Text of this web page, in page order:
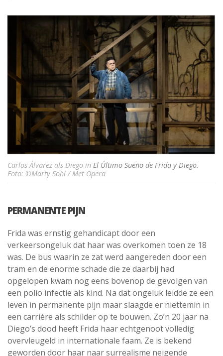
Carlos Álvarez als Diego in El Último Sueño de Frida y Diego.
Foto: ©Marty Sohl / Met Opera
PERMANENTE PIJN
Frida was ernstig gehandicapt door een
verkeersongeluk dat haar was overkomen toen ze 18
was. De bus waarin ze zat werd aangereden door een
tram en de enorme schade die ze daarbij had
opgelopen kwam nog eens bovenop de gevolgen van
een polio infectie als kind. Na dat ongeluk leidde ze een
leven in permanente pijn maar slaagde er niettemin in
een carrière als schilder op te bouwen. Zo’n 20 jaar na
Diego’s dood heeft Frida haar echtgenoot volledig
overvleugeld in internationale faam. Ze is bekend
geworden door haar naar surrealisme neigende